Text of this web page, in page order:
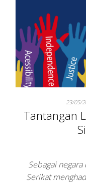
23/05/
Tantangan
Sebagai
Serikat